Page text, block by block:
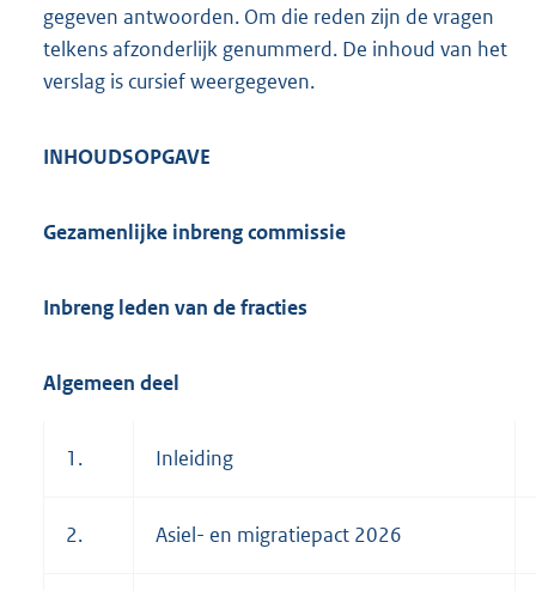
gegeven antwoorden. Om die reden zijn de vragen
telkens afzonderlijk genummerd. De inhoud van het
verslag is cursief weergegeven.
INHOUDSOPGAVE
Gezamenlijke inbreng commissie
Inbreng leden van de fracties
Algemeen deel
1. Inleiding
2. Asiel- en migratiepact 2026